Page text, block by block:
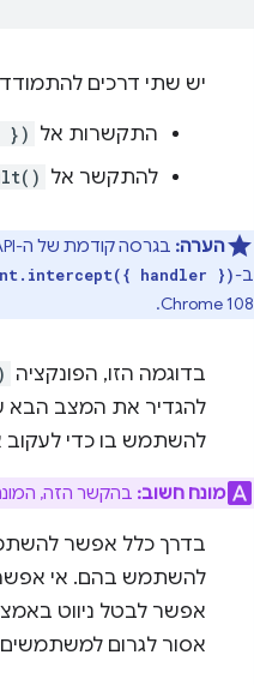
יש שתי דרכים להתמודד
התקשרות אל })
להתקשר אל
הערה: בגרסה קודמת של ה-API הזה נעשה שימוש ב-
ב-handler })
Chrome 108.
בדוגמה הזו, הפונקציה
להגדיר את המצב הבא
להשתמש בו כדי לעקוב
מונח חשוב: בהקשר הזה,
בדרך כלל אפשר
להשתמש בהם. אי אפשר
אפשר לבטל ניווט
אסור לגרום